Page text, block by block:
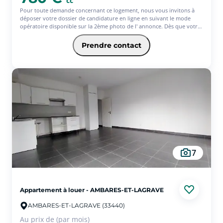
Pour toute demande concernant ce logement, nous vous invitons à
déposer votre dossier de candidature en ligne en suivant le mode
opératoire disponible sur la 2ème photo de l' annonce. Dès que votre
dossier est complet, notre équipe vous contacte pour poursuivre l'
étude de votre candidature. Dans une ancienne maison de ville en
pierre, en plein centre bourg, au premier étage : Appartement de
67m2 comprenant une belle entrée qui dessert une pièce de vie de
les risques auxquels le bien est exposé sont disponibles sur le site
Géorisques : www.georisques.gouv.fr
Prendre contact
7
Appartement à louer - AMBARES-ET-LAGRAVE
AMBARES-ET-LAGRAVE (33440)
Au prix de (par mois)